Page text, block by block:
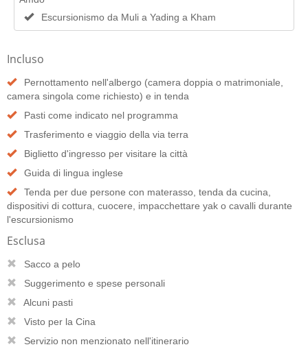
Escursionismo da Muli a Yading a Kham
Incluso
Pernottamento nell'albergo (camera doppia o matrimoniale,
camera singola come richiesto) e in tenda
Pasti come indicato nel programma
Trasferimento e viaggio della via terra
Biglietto d'ingresso per visitare la città
Guida di lingua inglese
Tenda per due persone con materasso, tenda da cucina,
dispositivi di cottura, cuocere, impacchettare yak o cavalli durante
l'escursionismo
Esclusa
Sacco a pelo
Suggerimento e spese personali
Alcuni pasti
Visto per la Cina
Servizio non menzionato nell'itinerario